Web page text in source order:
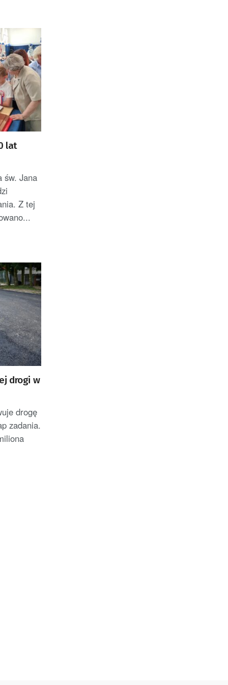
lat
św. Jana
Z tej
drogi w
drogę
zadania.